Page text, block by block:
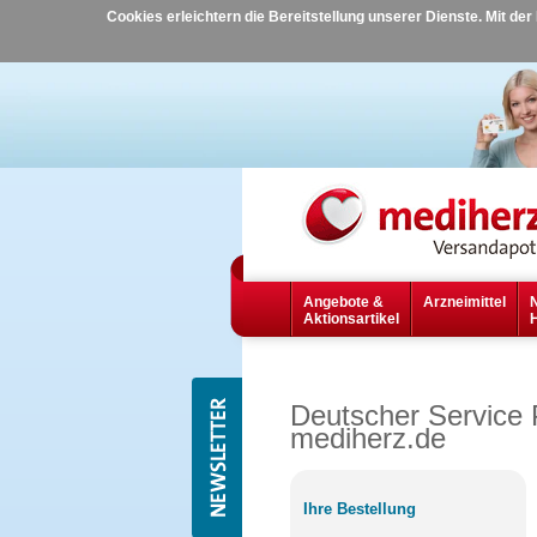
Cookies erleichtern die Bereitstellung unserer Dienste. Mit
Angebote &
Aktionsartikel
Arzneimittel
Deutscher Service
mediherz.de
Ihre Bestellung